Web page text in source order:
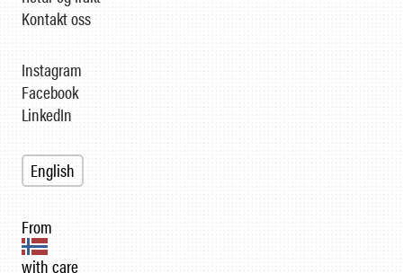
Kontakt oss
From
with care
Instagram
Facebook
LinkedIn
English